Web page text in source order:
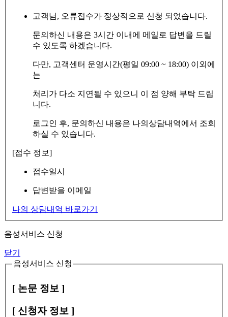
고객님, 오류접수가 정상적으로 신청 되었습니다.
문의하신 내용은 3시간 이내에 메일로 답변을 드릴
수 있도록 하겠습니다.
다만, 고객센터 운영시간(평일 09:00 ~ 18:00) 이외에
는
처리가 다소 지연될 수 있으니 이 점 양해 부탁 드립
니다.
로그인 후, 문의하신 내용은 나의상담내역에서 조회
하실 수 있습니다.
[접수 정보]
접수일시
답변받을 이메일
나의 상담내역 바로가기
음성서비스 신청
닫기
음성서비스 신청
[ 논문 정보 ]
[ 신청자 정보 ]